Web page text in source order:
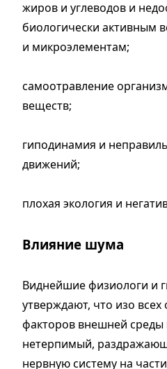
жиров и углеводов и
биологически активным
и микроэлементам;
самоотравление
веществ;
гиподинамия и
движений;
плохая экология и
Влияние шума
Виднейшие физиологи и
утверждают, что изо
факторов внешней
нетерпимый,
нервную систему на